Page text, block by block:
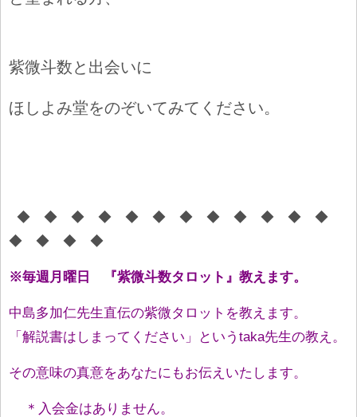
紫微斗数と出会いに
ほしよみ堂をのぞいてみてください。
◆ ◆ ◆ ◆ ◆ ◆ ◆ ◆ ◆ ◆ ◆ ◆
◆ ◆ ◆ ◆
※毎週月曜日 『紫微斗数タロット』教えます。
中島多加仁先生直伝の紫微タロットを教えます。
「解説書はしまってください」というtaka先生の教え。
その意味の真意をあなたにもお伝えいたします。
＊入会金はありません。